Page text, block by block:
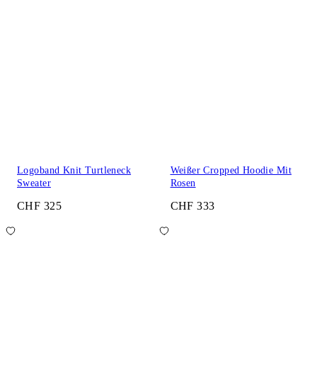
Logoband Knit Turtleneck
Sweater
CHF 325
Weißer Cropped Hoodie Mit
Rosen
CHF 333